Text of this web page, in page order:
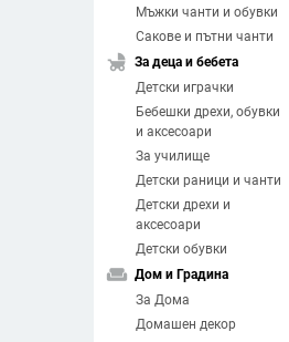
Мъжки чанти и обувки
Сакове и пътни чанти
child_friendly За деца и бебета
Детски играчки
Бебешки дрехи, обувки
и аксесоари
За училище
Детски раници и чанти
Детски дрехи и
аксесоари
Детски обувки
weekend Дом и Градина
За Дома
Домашен декор